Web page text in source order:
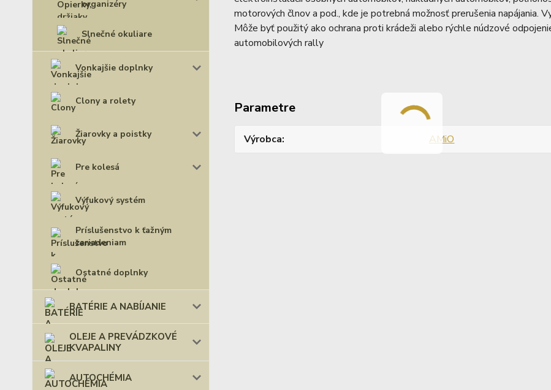
organizéry
Slnečné okuliare
Vonkajšie doplnky
Clony a rolety
Žiarovky a poistky
Pre kolesá
Výfukový systém
Príslušenstvo k ťažným
zariadeniam
Ostatné doplnky
BATÉRIE A NABÍJANIE
OLEJE A PREVÁDZKOVÉ
KVAPALINY
AUTOCHÉMIA
motorových člnov a pod., kde je potrebná možnosť prerušenia napájania.
Môže byť použitý ako ochrana proti krádeži alebo rýchle núdzové
automobilových rally
Parametre
Výrobca AMiO